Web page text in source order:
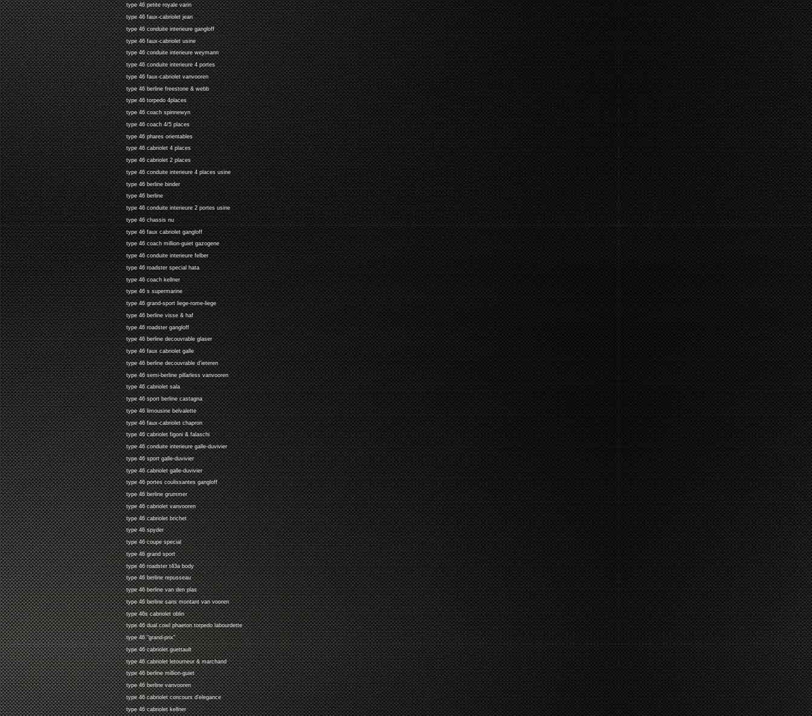
type 46 petite royale varin
type 46 faux-cabriolet jean
type 46 conduite interieure gangloff
type 46 faux-cabriolet usine
type 46 conduite interieure weymann
type 46 conduite interieure 4 portes
type 46 faux-cabriolet vanvooren
type 46 berline freestone & webb
type 46 torpedo 4places
type 46 coach spinnewyn
type 46 coach 4/5 places
type 46 phares orientables
type 46 cabriolet 4 places
type 46 cabriolet 2 places
type 46 conduite interieure 4 places usine
type 46 berline binder
type 46 berline
type 46 conduite interieure 2 portes usine
type 46 chassis nu
type 46 faux cabriolet gangloff
type 46 coach million-guiet gazogene
type 46 conduite interieure felber
type 46 roadster special hata
type 46 coach kellner
type 46 s supermarine
type 46 grand-sport liege-rome-liege
type 46 berline visse & haf
type 46 roadster gangloff
type 46 berline decouvrable glaser
type 46 faux cabriolet galle
type 46 berline decouvrable d'ieteren
type 46 semi-berline pillarless vanvooren
type 46 cabriolet sala
type 46 sport berline castagna
type 46 limousine belvalette
type 46 faux-cabriolet chapron
type 46 cabriolet figoni & falaschi
type 46 conduite interieure galle-duvivier
type 46 sport galle-duvivier
type 46 cabriolet galle-duvivier
type 46 portes coulissantes gangloff
type 46 berline grummer
type 46 cabriolet vanvooren
type 46 cabriolet brichet
type 46 spyder
type 46 coupe special
type 46 grand sport
type 46 roadster t43a body
type 46 berline repusseau
type 46 berline van den plas
type 46 berline sans montant van vooren
type 46s cabriolet oblin
type 46 dual cowl phaeton torpedo labourdette
type 46 "grand-prix"
type 46 cabriolet guettault
type 46 cabriolet letourneur & marchand
type 46 berline million-guiet
type 46 berline vanvooren
type 46 cabriolet concours d'elegance
type 46 cabriolet kellner